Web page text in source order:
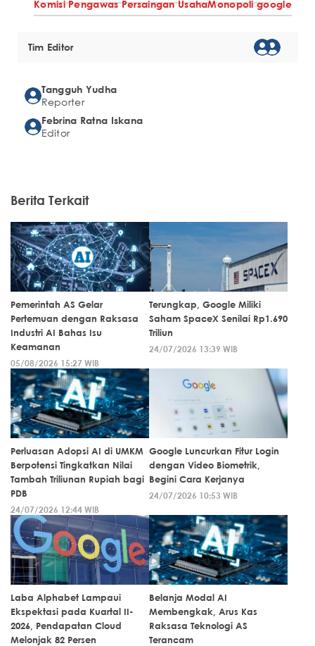
Komisi Pengawas Persaingan UsahaMonopoli google
Tim Editor
Tangguh Yudha
Reporter
Febrina Ratna Iskana
Editor
Berita Terkait
Pemerintah AS Gelar
Pertemuan dengan Raksasa
Industri AI Bahas Isu
Keamanan
05/08/2026 15:27 WIB
Terungkap, Google Miliki
Saham SpaceX Senilai Rp1.690
Triliun
24/07/2026 13:39 WIB
Perluasan Adopsi AI di UMKM
Berpotensi Tingkatkan Nilai
Tambah Triliunan Rupiah bagi
PDB
24/07/2026 12:44 WIB
Google Luncurkan Fitur Login
dengan Video Biometrik,
Begini Cara Kerjanya
24/07/2026 10:53 WIB
Laba Alphabet Lampaui
Ekspektasi pada Kuartal II-
2026, Pendapatan Cloud
Melonjak 82 Persen
Belanja Modal AI
Membengkak, Arus Kas
Raksasa Teknologi AS
Terancam